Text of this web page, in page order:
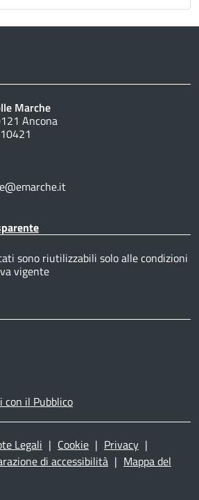
Marche
Ancona
sono riutilizzabili solo alle condizioni
vigente
con il Pubblico
Legali | Cookie | Privacy |
di accessibilità | Mappa del